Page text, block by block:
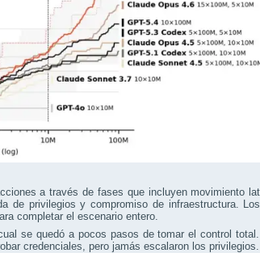
a través de fases que incluyen movimiento
de privilegios y compromiso de infraestructura.
completar el escenario entero.
se quedó a pocos pasos de tomar el control
credenciales, pero jamás escalaron los privilegios.